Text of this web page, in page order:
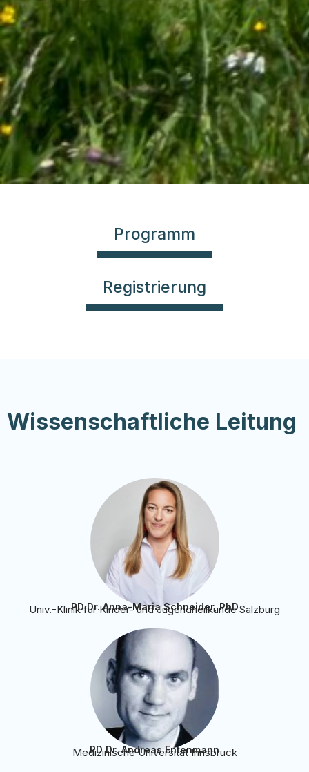
Programm
Registrierung
Wissenschaftliche Leitung
PD Dr. Anna-Maria Schneider, PhD
Univ.-Klinik für Kinder- und Jugendheilkunde Salzburg
PD Dr. Andreas Entenmann
Medizinische Universität Innsbruck